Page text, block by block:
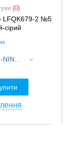
(0)
LFQK679-2 №5
сірий